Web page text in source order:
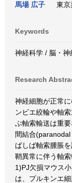
馬場 広子 東
Keywords
神経科学 / 脳・
Research
神経細胞が正常
ンビエ絞輪や軸
ぶ軸索輸送は重
間結合
ばしば軸索腫脹
鞘異常に伴う軸
1)PJ欠損マウス
は、プルキンエ